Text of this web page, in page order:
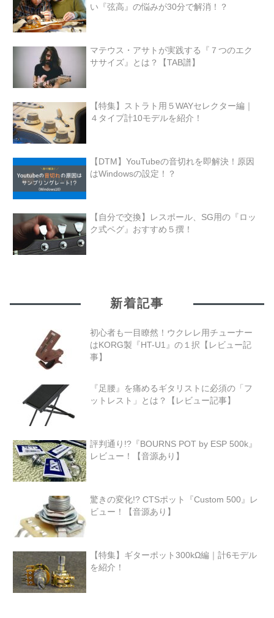
い『弦高』の悩みが30分で解消！？
マテウス・アサトが実践する『７つのエク
ササイズ』とは？【TAB譜】
【特集】ストラト用５WAYセレクター編｜
４タイプ計10モデルを紹介！
【DTM】YouTubeの音切れを即解決！原因
はWindowsの設定！？
【自分で交換】レスポール、SG用の『ロッ
ク式ペグ』おすすめ５撰！
新着記事
初心者も一目瞭然！ウクレレ用チューナー
はKORG製『HT-U1』の１択【レビュー記
事】
『足腰』を痛めるギタリストに必須の「フ
ットレスト」とは？【レビュー記事】
評判通り!?『BOURNS POT by ESP 500k』
レビュー！【音源あり】
驚きの変化!? CTSポット『Custom 500』レ
ビュー！【音源あり】
【特集】ギターポット300kΩ編｜計6モデル
を紹介！